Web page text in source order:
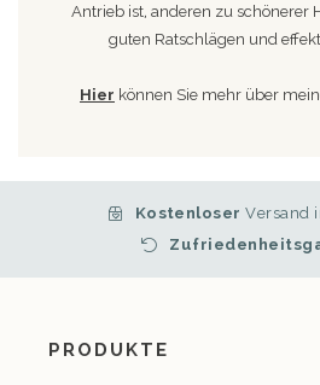
Antrieb ist, anderen zu schönerer
guten Ratschlägen und
Hier können Sie mehr über
Kostenloser Versand
PRODUKTE